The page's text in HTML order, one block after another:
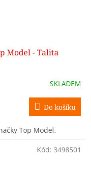
Model - Talita
SKLADEM
Do košíku
Top Model.
Kód: 3498501